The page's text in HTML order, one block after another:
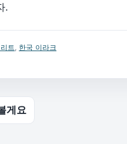
.
트 한국 이라크
게요